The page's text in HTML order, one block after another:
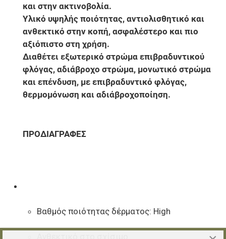
και στην ακτινοβολία.
Υλικό υψηλής ποιότητας, αντιολισθητικό και
ανθεκτικό στην κοπή, ασφαλέστερο και πιο
αξιόπιστο στη χρήση.
Διαθέτει εξωτερικό στρώμα επιβραδυντικού
φλόγας, αδιάβροχο στρώμα, μονωτικό στρώμα
και επένδυση, με επιβραδυντικό φλόγας,
θερμομόνωση και αδιάβροχοποίηση.
ΠΡΟΔΙΑΓΡΑΦΕΣ
Βαθμός ποιότητας δέρματος: High